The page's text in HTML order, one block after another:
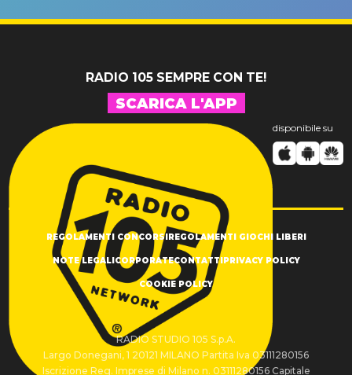
RADIO 105 SEMPRE CON TE!
SCARICA L'APP
disponibile su
REGOLAMENTI CONCORSI REGOLAMENTI GIOCHI LIBERI
NOTE LEGALI CORPORATECONTATTI PRIVACY POLICY
COOKIE POLICY
RADIO STUDIO 105 S.p.A.
Largo Donegani, 1 20121 MILANO Partita Iva 03111280156
Iscrizione Reg. Imprese di Milano n. 03111280156 Capitale